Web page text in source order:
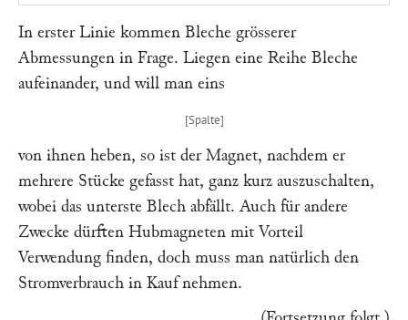
In erster Linie kommen Bleche grösserer
Abmessungen in Frage. Liegen eine Reihe Bleche
aufeinander, und will man eins
von ihnen heben, so ist der Magnet, nachdem er
mehrere Stücke gefasst hat, ganz kurz auszuschalten,
wobei das unterste Blech abfällt. Auch für andere
Zwecke dürften Hubmagneten mit Vorteil
Verwendung finden, doch muss man natürlich den
Stromverbrauch in Kauf nehmen.